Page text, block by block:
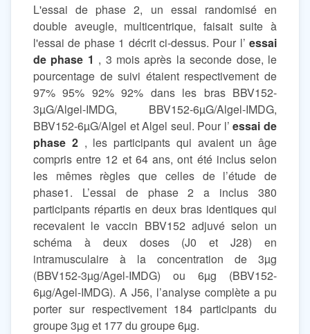
L'essai de phase 2, un essai randomisé en
double aveugle, multicentrique, faisait suite à
l'essai de phase 1 décrit ci-dessus. Pour l’ essai
de phase 1 , 3 mois après la seconde dose, le
pourcentage de suivi étaient respectivement de
97% 95% 92% 92% dans les bras BBV152-
3µG/Algel-IMDG, BBV152-6µG/Algel-IMDG,
BBV152-6µG/Algel et Algel seul. Pour l’essai de
phase 2, les participants qui avaient un âge
compris entre 12 et 64 ans, ont été inclus selon
les mêmes règles que celles de l’étude de
phase1. L’essai de phase 2 a inclus 380
participants répartis en deux bras identiques qui
recevaient le vaccin BBV152 adjuvé selon un
schéma à deux doses (J0 et J28) en
intramusculaire à la concentration de 3µg
(BBV152-3µg/Agel-IMDG) ou 6µg (BBV152-
6µg/Agel-IMDG). A J56, l’analyse complète a pu
porter sur respectivement 184 participants du
groupe 3µg et 177 du groupe 6µg.